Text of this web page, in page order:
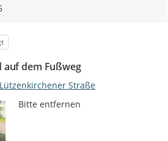
Zur Äußerung
dem Fußweg
Straße
Bitte entfernen